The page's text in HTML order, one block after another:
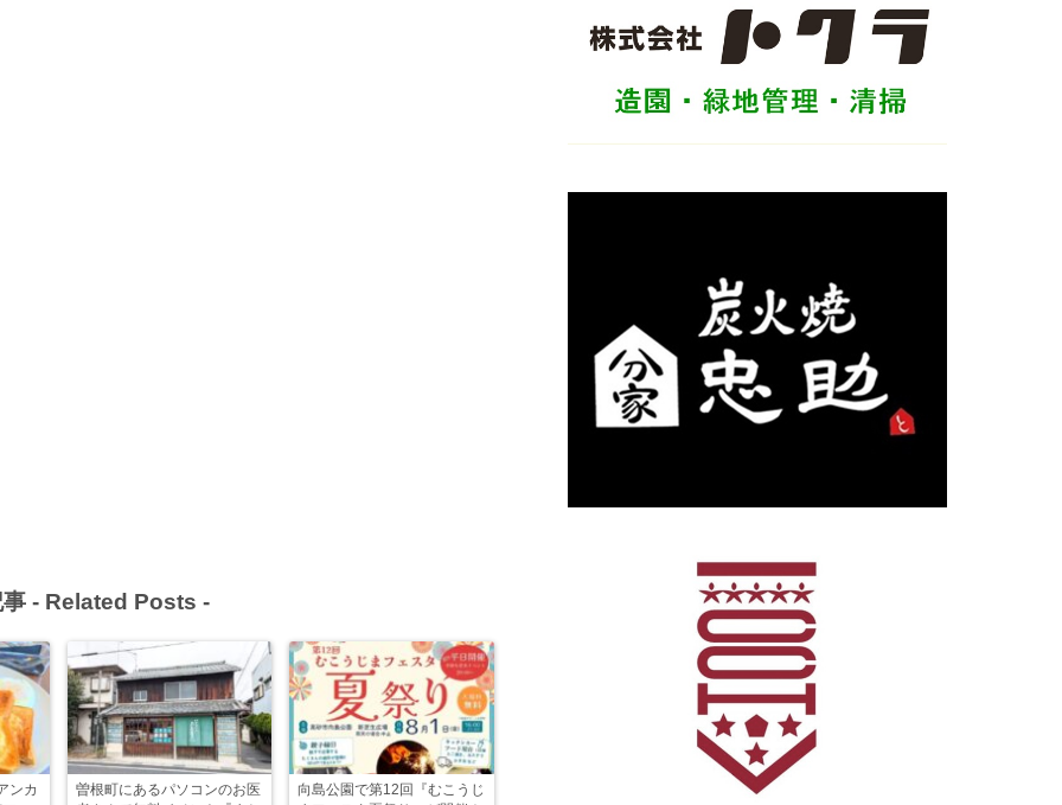
- Related Posts -
ンカ
曽根町にあるパソコンのお医
向島公園で第12回『むこうじ